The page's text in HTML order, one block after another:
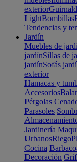
exterior
LightBombillas
Tendencias y
Jardín
Muebles de
jardínSillas de
jardínSofás
exterior
Hamacas y
Accesorios
Pérgolas
Parasoles
Jardinería
UrbanosRiego
Cocina
Decoración